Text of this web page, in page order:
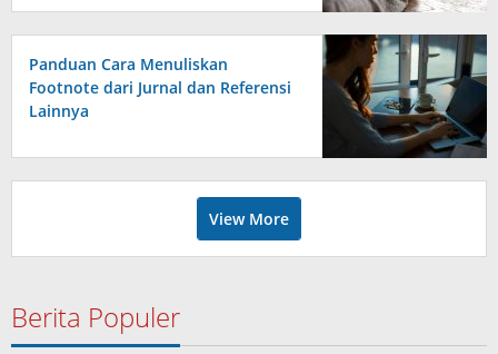
Panduan Cara Menuliskan
Footnote dari Jurnal dan Referensi
Lainnya
View More
Berita Populer